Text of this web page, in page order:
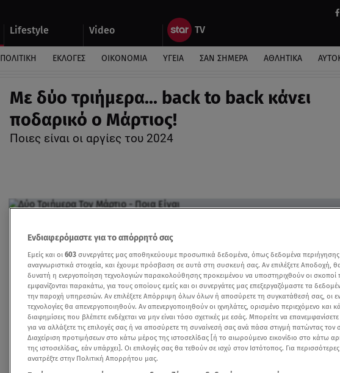
Lifestyle Video
ΠΟΛΙΤΙΚΗ ΕΚΛΟΓΕΣ ΟΙΚΟΝΟΜΙΑ ΥΓΕΙΑ ΣΑΝ ΣΗΜΕΡΑ ΑΘΛΗΤΙΚΑ
Με δύο τριήμερα... back to back κάνει
ποδαρικό ο Μάρτιος!
Ποιες είναι οι αργίες του 2024
Ενδιαφερόμαστε για το απόρρητό σας
Εμείς και οι 603 συνεργάτες μας αποθηκεύουμε προσωπικά δεδομένα, όπως δεδομένα
αναγνωριστικά στοιχεία, και έχουμε πρόσβαση σε αυτά στη συσκευή σας. Αν επιλέξετε Αποδοχή,
δυνατή η ενεργοποίηση τεχνολογιών παρακολούθησης προκειμένου να υποστηριχθούν οι σκοποί
εμφανίζονται παρακάτω, για τους οποίους εμείς και οι συνεργάτες μας επεξεργαζόμαστε τα
την παροχή υπηρεσιών. Αν επιλέξετε Απόρριψη όλων όλων ή αποσύρετε τη συγκατάθεσή σας, οι
τεχνολογίες θα απενεργοποιηθούν. Αν απενεργοποιηθούν οι ιχνηλάτες, ορισμένο περιεχόμενο και
διαφημίσεις που βλέπετε ενδέχεται να μην είναι τόσο σχετικές με εσάς. Μπορείτε να
για να αλλάξετε τις επιλογές σας ή να αποσύρετε τη συναίνεσή σας ανά πάσα στιγμή πατώντας τον
Διαχείριση προτιμήσεων στο κάτω μέρος της ιστοσελίδας [ή το αιωρούμενο εικονίδιο στο κάτω
της ιστοσελίδας, εάν υπάρχει]. Οι επιλογές σας θα τεθούν σε ισχύ στον Ιστότοπος. Για
ανατρέξτε στην Πολιτική Απορρήτου μας.